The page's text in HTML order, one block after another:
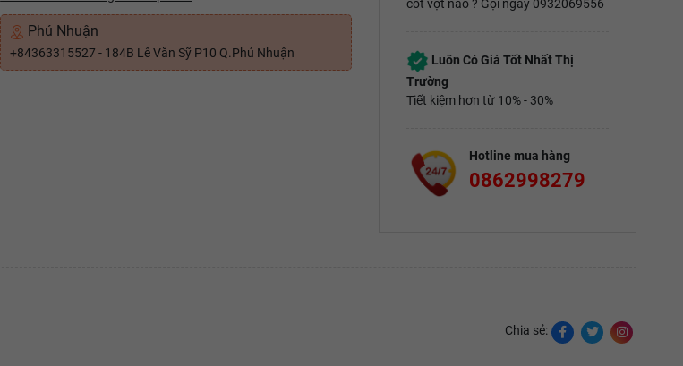
Phú Nhuận
+84363315527 - 184B Lê Văn Sỹ P10 Q.Phú Nhuận
cốt vợt nào ? Gọi ngay 0932069556
Luôn Có Giá Tốt Nhất Thị
Trường
Tiết kiệm hơn từ 10% - 30%
Hotline mua hàng
0862998279
Chia sẻ: